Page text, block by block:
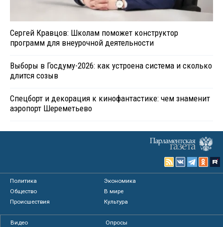
Сергей Кравцов: Школам поможет конструктор
программ для внеурочной деятельности
Выборы в Госдуму-2026: как устроена система и сколько
длится созыв
Спецборт и декорация к кинофантастике: чем знаменит
аэропорт Шереметьево
Политика
Экономика
Общество
В мире
Происшествия
Культура
Видео
Опросы